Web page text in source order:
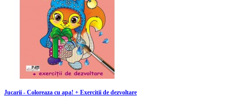
Jucarii - Coloreaza cu apa! + Exercitii de dezvoltare